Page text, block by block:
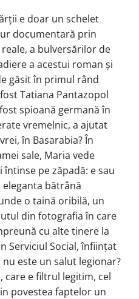
e doar un schelet
documentară prin
a bulversărilor de
a acestui roman și
găsit în primul rând
Tatiana Pantazopol
spioană germană în
vremelnic, a ajutat
în Basarabia? În
sale, Maria vede
pe zăpadă: e sau
eleganta bătrână
o taină oribilă, un
din fotografia în care
cu alte tinere la
Serviciul Social, înființat
nu este un salut legionar?
care e filtrul legitim, cel
povestea faptelor un